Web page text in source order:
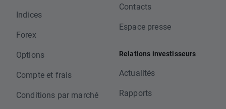
Indices
Forex
Options
Compte et frais
Conditions par marché
Contacts
Espace presse
Relations investisseurs
Actualités
Rapports